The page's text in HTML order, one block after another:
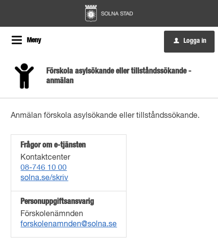
Meny u Logga in
Förskola asylsökande eller tillståndssökande -
anmälan
Anmälan förskola asylsökande eller tillståndssökande.
Frågor om e-tjänsten
Kontaktcenter
08-746 10 00
solna.se/skriv
Personuppgiftsansvarig
Förskolenämnden
forskolenamnden@solna.se